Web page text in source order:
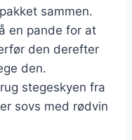
sammen.
en pande for at
den derefter
den.
stegeskyen fra
sovs med rødvin